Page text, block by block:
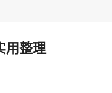
用整理